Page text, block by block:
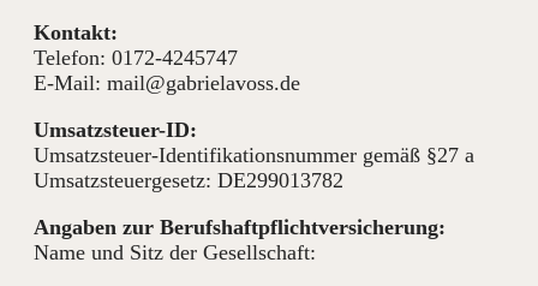
Kontakt:
Telefon: 0172-4245747
E-Mail: mail@gabrielavoss.de
Umsatzsteuer-ID:
Umsatzsteuer-Identifikationsnummer gemäß §27 a
Umsatzsteuergesetz: DE299013782
Angaben zur Berufshaftpflichtversicherung:
Name und Sitz der Gesellschaft: